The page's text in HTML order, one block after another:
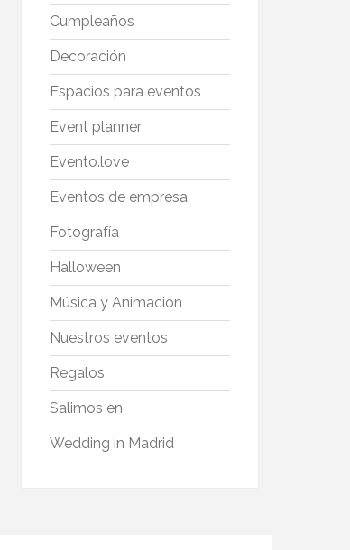
Cumpleaños
Decoración
Espacios para eventos
Event planner
Evento.love
Eventos de empresa
Fotografía
Halloween
Música y Animación
Nuestros eventos
Regalos
Salimos en
Wedding in Madrid